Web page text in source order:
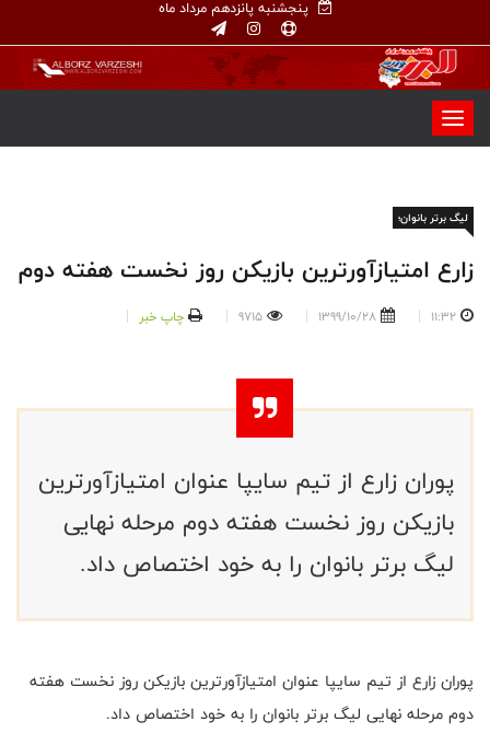
پنجشنبه پانزدهم مرداد ماه
لیگ برتر بانوان؛
زارع امتیازآورترین بازیکن روز نخست هفته دوم
11:32
1399/10/28
9715 چاپ خبر
پوران زارع از تیم سایپا عنوان امتیازآورترین
بازیکن روز نخست هفته دوم مرحله نهایی
لیگ برتر بانوان را به خود اختصاص داد.
پوران زارع از تیم سایپا عنوان امتیازآورترین بازیکن روز نخست هفته
دوم مرحله نهایی لیگ برتر بانوان را به خود اختصاص داد.